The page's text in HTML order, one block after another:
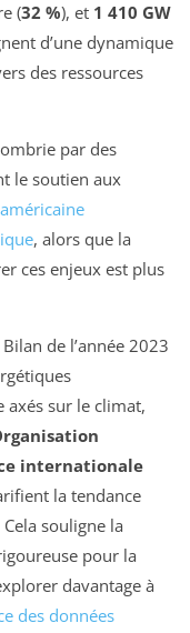
(32 %), et 1 410 GW
d’une dynamique
des ressources
par des
le soutien aux
, alors que la
ces enjeux est plus
Bilan de l’année 2023
axés sur le climat,
internationale
la tendance
souligne la
pour la
davantage à
des données